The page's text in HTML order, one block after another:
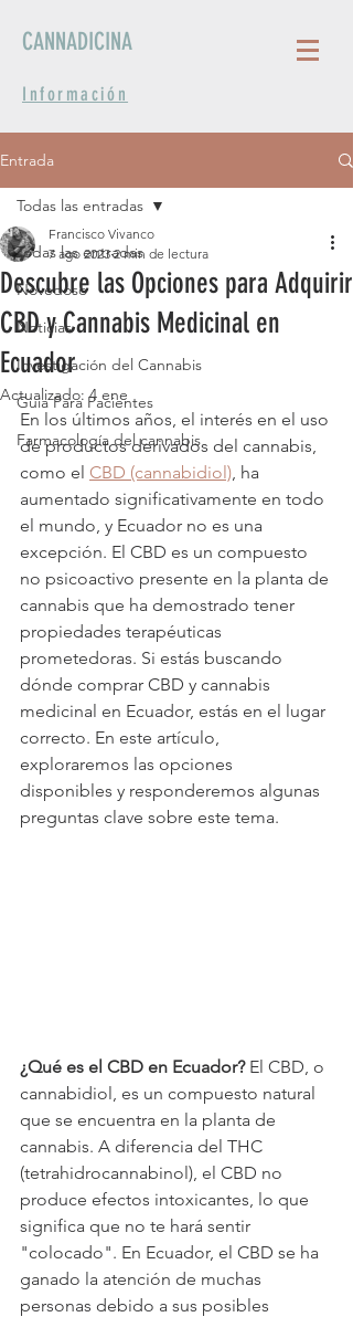
Información
CANNADICINA
Entrada
Todas las entradas
Novedoso
Noticias
Investigación del Cannabis
Guia Para Pacientes
Farmacología del cannabis
Todas las entradas
Descubre las Opciones para Adquirir
CBD y Cannabis Medicinal en
Ecuador
Francisco Vivanco
7 ago 2023 2 min de lectura
Actualizado:4 ene
En los últimos años, el interés en el uso
de productos derivados del cannabis,
como el CBD (cannabidiol), ha
aumentado significativamente en todo
el mundo, y Ecuador no es una
excepción. El CBD es un compuesto
no psicoactivo presente en la planta de
cannabis que ha demostrado tener
propiedades terapéuticas
prometedoras. Si estás buscando
dónde comprar CBD y cannabis
medicinal en Ecuador, estás en el lugar
correcto. En este artículo,
exploraremos las opciones
disponibles y responderemos algunas
preguntas clave sobre este tema.
¿Qué es el CBD en Ecuador? El CBD, o
cannabidiol, es un compuesto natural
que se encuentra en la planta de
cannabis. A diferencia del THC
(tetrahidrocannabinol), el CBD no
produce efectos intoxicantes, lo que
significa que no te hará sentir
"colocado". En Ecuador, el CBD se ha
ganado la atención de muchas
personas debido a sus posibles